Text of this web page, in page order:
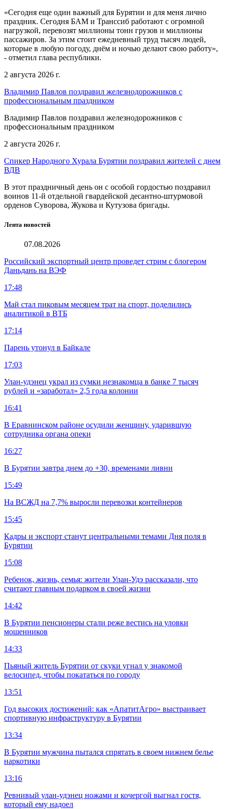
«Сегодня еще один важный для Бурятии и для меня лично
праздник. Сегодня БАМ и Транссиб работают с огромной
нагрузкой, перевозят миллионы тонн грузов и миллионы
пассажиров. За этим стоит ежедневный труд тысяч людей,
которые в любую погоду, днём и ночью делают свою работу»,
- отметил глава республики.
2 августа 2026 г.
Владимир Павлов поздравил железнодорожников с
профессиональным праздником
Владимир Павлов поздравил железнодорожников с
профессиональным праздником
2 августа 2026 г.
Спикер Народного Хурала Бурятии поздравил жителей с днем
ВДВ
В этот праздничный день он с особой гордостью поздравил
воинов 11-й отдельной гвардейской десантно-штурмовой
орденов Суворова, Жукова и Кутузова бригады.
Лента новостей
07.08.2026
Российский экспортный центр проведет стрим с блогером
Даньдань на ВЭФ
17:48
Май стал пиковым месяцем трат на спорт, поделились
аналитикой в ВТБ
17:14
Парень утонул в Байкале
17:03
Улан-удэнец украл из сумки незнакомца в банке 7 тысяч
рублей и «заработал» 2,5 года колонии
16:41
В Еравнинском районе осудили женщину, ударившую
сотрудника органа опеки
16:27
В Бурятии завтра днем до +30, временами ливни
15:49
На ВСЖД на 7,7% выросли перевозки контейнеров
15:45
Кадры и экспорт станут центральными темами Дня поля в
Бурятии
15:08
Ребенок, жизнь, семья: жители Улан-Удэ рассказали, что
считают главным подарком в своей жизни
14:42
В Бурятии пенсионеры стали реже вестись на уловки
мошенников
14:33
Пьяный житель Бурятии от скуки угнал у знакомой
велосипед, чтобы покататься по городу
13:51
Год высоких достижений: как «АпатитАгро» выстраивает
спортивную инфраструктуру в Бурятии
13:34
В Бурятии мужчина пытался спрятать в своем нижнем белье
наркотики
13:16
Ревнивый улан-удэнец ножами и кочергой выгнал гостя,
который ему надоел